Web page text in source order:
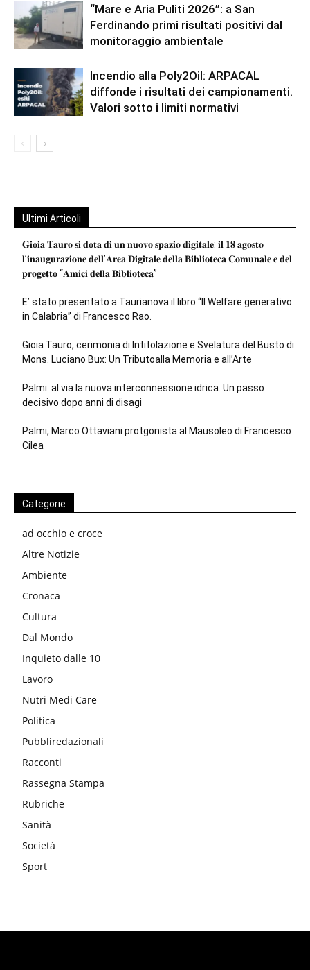
“Mare e Aria Puliti 2026”: a San
Ferdinando primi risultati positivi dal
monitoraggio ambientale
Incendio alla Poly2Oil: ARPACAL
diffonde i risultati dei campionamenti.
Valori sotto i limiti normativi
Ultimi Articoli
𝐆𝐢𝐨𝐢𝐚 𝐓𝐚𝐮𝐫𝐨 𝐬𝐢 𝐝𝐨𝐭𝐚 𝐝𝐢 𝐮𝐧 𝐧𝐮𝐨𝐯𝐨 𝐬𝐩𝐚𝐳𝐢𝐨 𝐝𝐢𝐠𝐢𝐭𝐚𝐥𝐞: 𝐢𝐥 𝟏𝟖 𝐚𝐠𝐨𝐬𝐭𝐨
𝐥’𝐢𝐧𝐚𝐮𝐠𝐮𝐫𝐚𝐳𝐢𝐨𝐧𝐞 𝐝𝐞𝐥𝐥’𝐀𝐫𝐞𝐚 𝐃𝐢𝐠𝐢𝐭𝐚𝐥𝐞 𝐝𝐞𝐥𝐥𝐚 𝐁𝐢𝐛𝐥𝐢𝐨𝐭𝐞𝐜𝐚 𝐂𝐨𝐦𝐮𝐧𝐚𝐥𝐞 𝐞 𝐝𝐞𝐥
𝐩𝐫𝐨𝐠𝐞𝐭𝐭𝐨 “𝐀𝐦𝐢𝐜𝐢 𝐝𝐞𝐥𝐥𝐚 𝐁𝐢𝐛𝐥𝐢𝐨𝐭𝐞𝐜𝐚”
E’ stato presentato a Taurianova il libro:“Il Welfare generativo
in Calabria” di Francesco Rao.
Gioia Tauro, cerimonia di Intitolazione e Svelatura del Busto di
Mons. Luciano Bux: Un Tributoalla Memoria e all’Arte
Palmi: al via la nuova interconnessione idrica. Un passo
decisivo dopo anni di disagi
Palmi, Marco Ottaviani protgonista al Mausoleo di Francesco
Cilea
Categorie
ad occhio e croce
Altre Notizie
Ambiente
Cronaca
Cultura
Dal Mondo
Inquieto dalle 10
Lavoro
Nutri Medi Care
Politica
Pubbliredazionali
Racconti
Rassegna Stampa
Rubriche
Sanità
Società
Sport